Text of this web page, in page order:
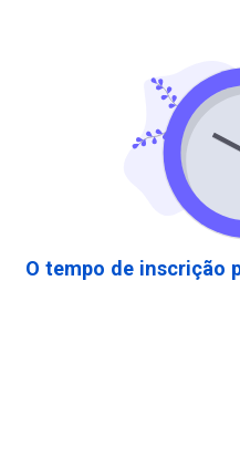
O tempo de inscrição